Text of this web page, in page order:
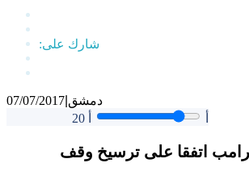
07/07/2017 دمشق
20
اتفقا على ترسيخ وقف